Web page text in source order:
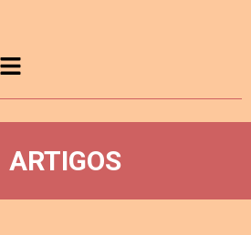
ARTIGOS